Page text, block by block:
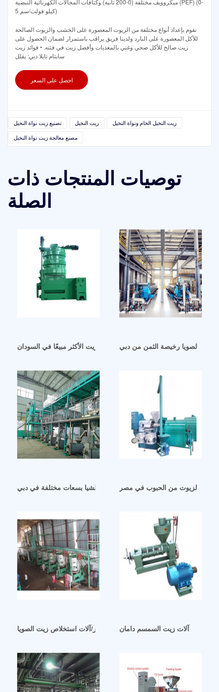
5 كيلو فولت/سم)
نقوم بإعداد أنواع مختلفة من الزيوت المعصورة على الخشب والزيوت الصالحة
للأكل المعصورة على البارد ولدينا فريق يراقب باستمرار لضمان الحصول على
زيت صالح للأكل صحي وغني بالمغذيات وأفضل زيت في فئته. • فوائد زيت
سابثام تايلا دبي: يقلل
احصل على السعر
تصنيع زيت نواة النخيل زيت النخيل
زيت النخيل الخام ونواة النخيل
مصنع معالجة زيت نواة النخيل
توصيات المنتجات ذات
الصلة
آلة استخراج الزيت الأكثر مبيعًا في السودانفول الصويا رخيصة الثمن من دبي
آلة عصر زيت الصويا و الشيا بسعات مختلفة في دبي
الزيوت من الحبوب في مصر
موردون دبي الجزائر/آلات استخلاص زيت الصوياآلات زيت السمسم دامان